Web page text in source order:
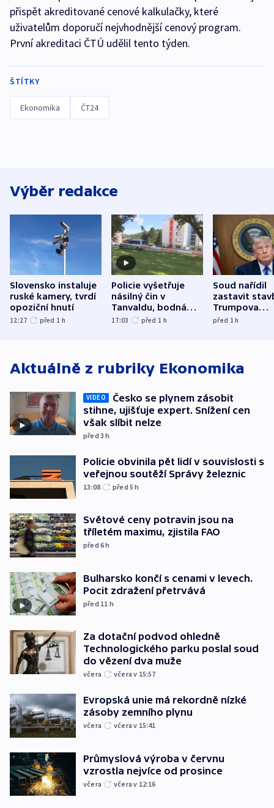
přispět akreditované cenové kalkulačky, které
uživatelům doporučí nejvhodnější cenový program.
První akreditaci ČTÚ udělil tento týden.
ŠTÍTKY
Ekonomika ČT24
Výběr redakce
Slovensko instaluje
ruské kamery, tvrdí
opoziční hnutí
12:27 před 1 h
Policie vyšetřuje
násilný čin v
Tanvaldu, bodná
zranění při něm
17:03 před 1 h
Soud nařídil
zastavit
Trumpova
tanečního
před 1h
Aktuálně z rubriky Ekonomika
VIDEO
Česko se plynem zásobit
stihne, ujišťuje expert. Snížení cen
však slíbit nelze
před 3h
Policie obvinila pět lidí v souvislosti s
veřejnou soutěží Správy železnic
13:08 před 5h
Světové ceny potravin jsou na
tříletém maximu, zjistila FAO
před 6h
Bulharsko končí s cenami v levech.
Pocit zdražení přetrvává
před 11 h
Za dotační podvod ohledně
Technologického parku poslal soud
do vězení dva muže
včera včera v 15:57
Evropská unie má rekordně nízké
zásoby zemního plynu
včera včera v 15:41
Průmyslová výroba v červnu
vzrostla nejvíce od prosince
včera včera v 12:16